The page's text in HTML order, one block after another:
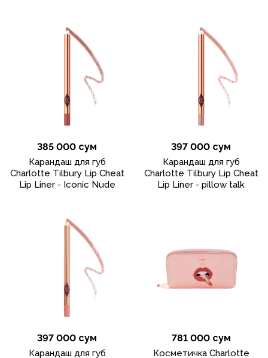
385 000 сум
Карандаш для губ
Charlotte Tilbury Lip Cheat
Lip Liner - Iconic Nude
397 000 сум
Карандаш для губ
Charlotte Tilbury Lip Cheat
Lip Liner - pillow talk
397 000 сум
Карандаш для губ
781 000 сум
Косметичка Charlotte